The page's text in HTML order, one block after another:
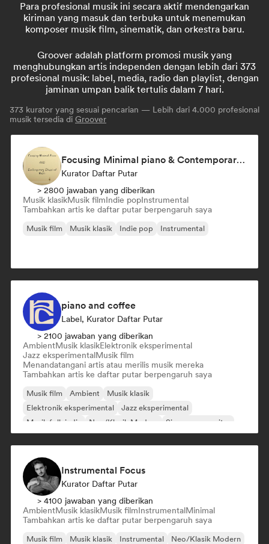
Para profesional musik ini secara aktif mendengarkan
kiriman yang masuk dan terbuka untuk menemukan
komposer musik film, sinematik, dan orkestra baru.
Groover adalah platform promosi musik yang
menghubungkan artis independen dengan lebih dari 373
profesional musik: label, media, radio dan playlist, dengan
jaminan umpan balik tertulis dalam 7 hari.
373 kurator yang sesuai pencarian — Lebih dari 4.000 profesional
musik tersedia di Groover
Focusing Minimal piano & Contemporary classical music
Kurator Daftar Putar
> 2800 jawaban yang diberikan
Musik klasikMusik filmIndie popInstrumental
Tambahkan artis ke daftar putar berpengaruh saya
Musik film Musik klasik Indie pop Instrumental
piano and coffee
Label, Kurator Daftar Putar
> 2100 jawaban yang diberikan
AmbientMusik klasikElektronik eksperimental
Jazz eksperimentalMusik film
Menandatangani artis atau merilis musik mereka
Tambahkan artis ke daftar putar berpengaruh saya
Musik film Ambient
Musik klasik
Elektronik eksperimental
Jazz eksperimental
Musik folk indie
Neo/Klasik Modern Singer-songwriter
Instrumental Focus
Kurator Daftar Putar
> 4100 jawaban yang diberikan
AmbientMusik klasikMusik filmInstrumentalMinimal
Tambahkan artis ke daftar putar berpengaruh saya
Musik film Musik klasik Instrumental
Neo/Klasik Modern